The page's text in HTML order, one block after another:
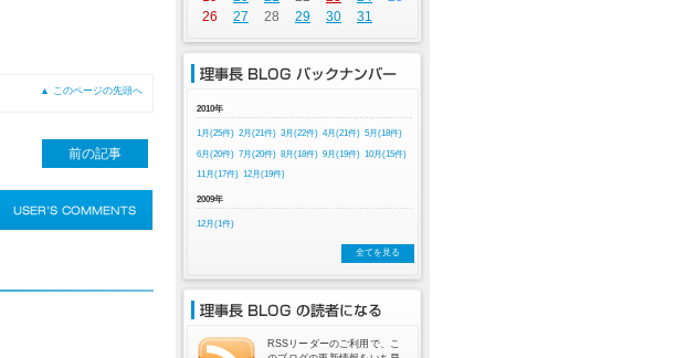
▲ このページの先頭へ
前の記事
26
27 28 29 30 31
2010年
1月(25件) 2月(21件) 3月(22件) 4月(21件) 5月(18件)
6月(20件) 7月(20件) 8月(18件) 9月(19件) 10月(15件)
11月(17件) 12月(19件)
2009年
12月(1件)
全てを見る
RSSリーダーのご利用で、こ